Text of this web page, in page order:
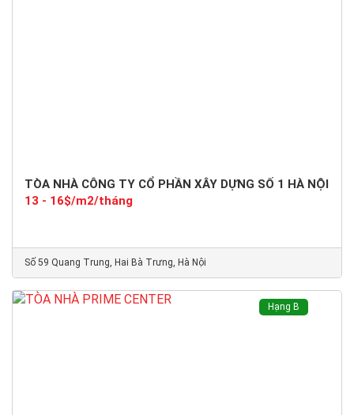
TÒA NHÀ CÔNG TY CỔ PHẦN XÂY DỰNG SỐ 1 HÀ NỘI
13 - 16$/m2/tháng
Số 59 Quang Trung, Hai Bà Trưng, Hà Nội
Hạng B